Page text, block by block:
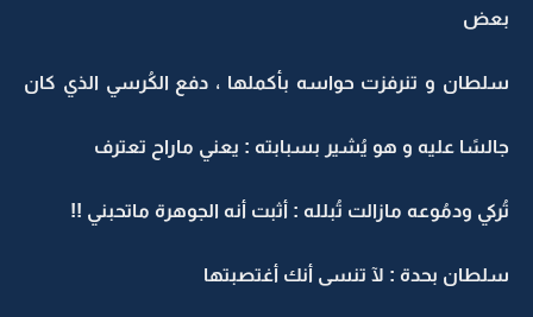
بعض
سلطان و تنرفزت حواسه بأكملها ، دفع الكُرسي الذي كان
جالسًا عليه و هو يُشير بسبابته : يعني ماراح تعترف
تُركي ودمُوعه مازالت تُبلله : أثبت أنه الجوهرة ماتحبني !!
سلطان بحدة : لآ تنسى أنك أغتصبتها